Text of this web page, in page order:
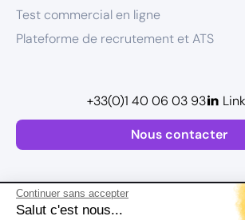
Continuer sans accepter
Salut c'est nous...
Test commercial en ligne
Plateforme de recrutement et ATS
Nous contacter
+33(0)1 40 06 03 93